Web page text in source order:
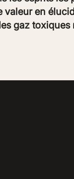
valeur en
gaz toxiques